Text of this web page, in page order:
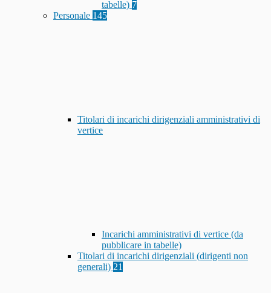
tabelle) 7
Personale 145
Titolari di incarichi dirigenziali amministrativi di
vertice
Incarichi amministrativi di vertice (da
pubblicare in tabelle)
Titolari di incarichi dirigenziali (dirigenti non
generali) 21